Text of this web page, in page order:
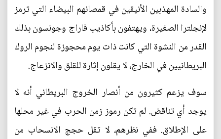
والسادة المهذبين الأنيقين في قمصانهم البيضاء التي ترمز
لإنجلترا الصغيرة، ويهتفون بأكاذيب فاراج وجونسون بذلك
القدر من النشوة التي كانت ذات يوم محجوزة لنجوم الروك
البريطانيين في الخارج، لا يقلون إثارة للقلق والانزعاج.
سوف يزعم كثيرون من أنصار الخروج البريطاني أنه لا
يوجد أي تناقض. لم تكن رموز زمن الحرب في غير محلها
على الإطلاق. ففي نظرهم، لا تقل حجج الانسحاب من